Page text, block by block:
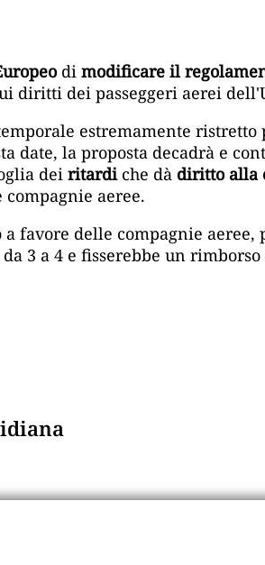
di modificare il
diritti dei passeggeri aerei
estremamente ristretto
date, la proposta decadrà e
dei ritardiche dà diritto alla
aeree.
favore delle compagnie
3 a 4 e fisserebbe un